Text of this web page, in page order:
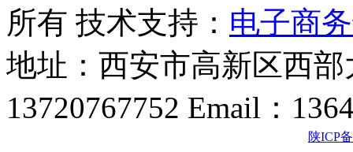
所有 技术支持： 电子商
地址：西安市高新区西
13720767752 Email：
陕ICP